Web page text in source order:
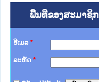
ພື້ນທີ່ຂອງສະມາຊິກ
ອີເມລ *
ລະຫັດ *